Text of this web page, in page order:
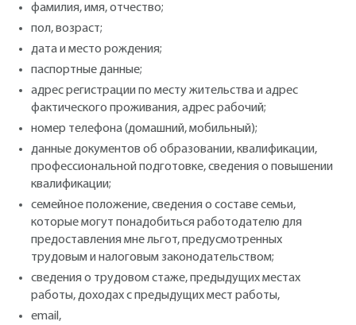
фамилия, имя, отчество;
пол, возраст;
дата и место рождения;
паспортные данные;
адрес регистрации по месту жительства и адрес
фактического проживания, адрес рабочий;
номер телефона (домашний, мобильный);
данные документов об образовании, квалификации,
профессиональной подготовке, сведения о повышении
квалификации;
семейное положение, сведения о составе семьи,
которые могут понадобиться работодателю для
предоставления мне льгот, предусмотренных
трудовым и налоговым законодательством;
сведения о трудовом стаже, предыдущих местах
работы, доходах с предыдущих мест работы,
email,